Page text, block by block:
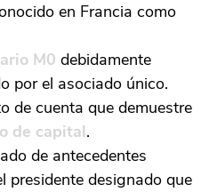
en Francia como
M0 debidamente
por el asociado único.
de cuenta que demuestre
de capital.
de antecedentes
presidente designado que